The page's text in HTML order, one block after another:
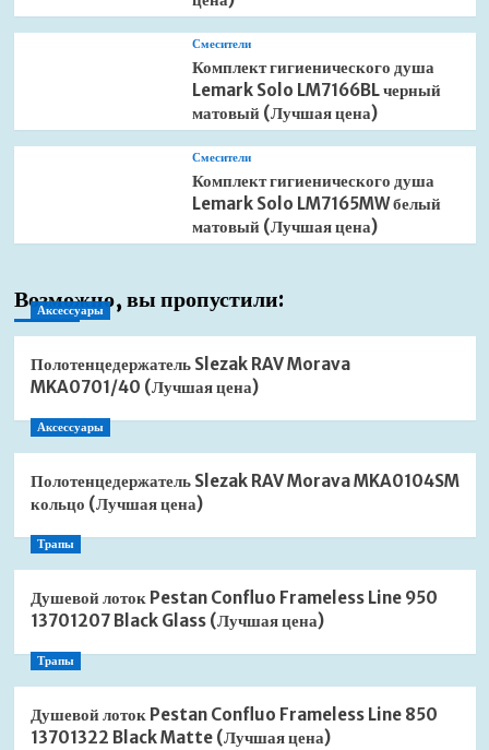
Смесители
Комплект гигиенического душа
Lemark Solo LM7166BL черный
матовый (Лучшая цена)
Смесители
Комплект гигиенического душа
Lemark Solo LM7165MW белый
матовый (Лучшая цена)
Возможно, вы пропустили:
Аксессуары
Полотенцедержатель Slezak RAV Morava
MKA0701/40 (Лучшая цена)
Аксессуары
Полотенцедержатель Slezak RAV Morava MKA0104SM
кольцо (Лучшая цена)
Трапы
Душевой лоток Pestan Confluo Frameless Line 950
13701207 Black Glass (Лучшая цена)
Трапы
Душевой лоток Pestan Confluo Frameless Line 850
13701322 Black Matte (Лучшая цена)